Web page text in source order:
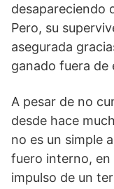
desapareciendo
Pero, su
asegurada
ganado fuera de
A pesar de no
desde hace
no es un simple
fuero interno, en
impulso de un